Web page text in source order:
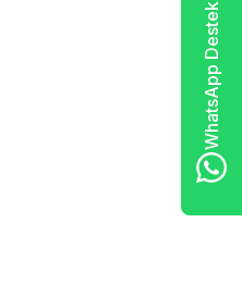
WhatsApp Destek